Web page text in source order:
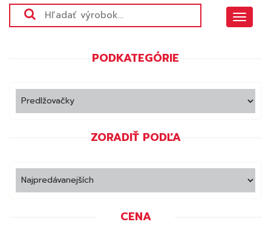
Toggle
PODKATEGÓRIE
ZORADIŤ PODĽA
CENA